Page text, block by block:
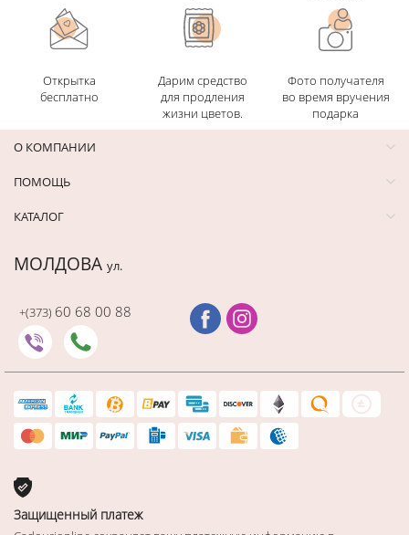
Открытка
бесплатно
Дарим средство
для продления
жизни цветов.
Фото получателя
во время вручения
подарка
О КОМПАНИИ
ПОМОЩЬ
КАТАЛОГ
МОЛДОВА ул.
+(373) 60 68 00 88
Защищенный платеж